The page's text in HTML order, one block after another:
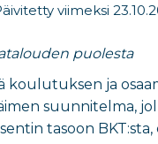
viimeksi
puolesta
koulutuksen ja
suunnitelma,
tasoon